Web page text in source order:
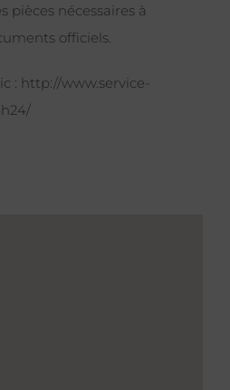
pièces nécessaires à
officiels.
: http://www.service-